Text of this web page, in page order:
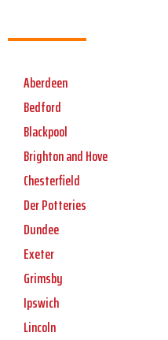
Aberdeen
Bedford
Blackpool
Brighton and Hove
Chesterfield
Der Potteries
Dundee
Exeter
Grimsby
Ipswich
Lincoln